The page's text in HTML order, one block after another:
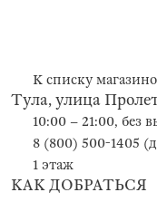
К списку
Тула, улица
10:00 – 21:00, без
8 (800) 500-1405
1 этаж
КАК ДОБРАТЬСЯ